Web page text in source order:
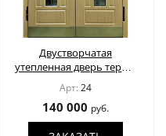
Двустворчатая
утепленная дверь термо
с отделкой МДФ
Арт: 24
140 000 руб.